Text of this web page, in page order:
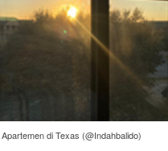
di Texas (@Indahbalido)